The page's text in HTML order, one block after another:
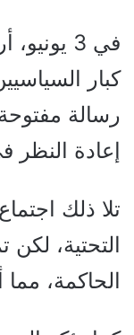
في 3
كبار
رسالة
إعادة النظر
تلا ذلك
التحتية، لكن
الحاكمة، مما